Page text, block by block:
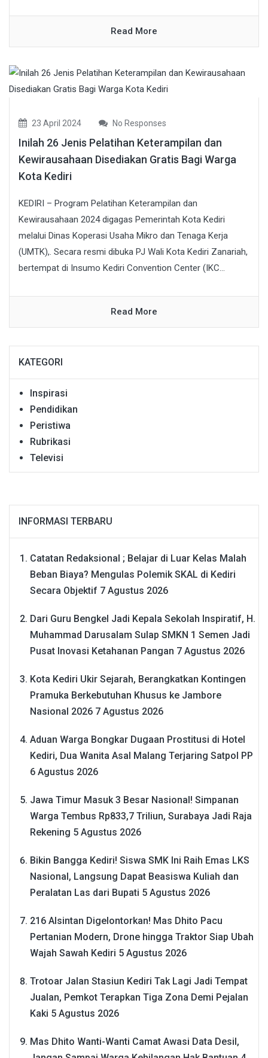
Read More
23 April 2024 No Responses
Inilah 26 Jenis Pelatihan Keterampilan dan
Kewirausahaan Disediakan Gratis Bagi Warga
Kota Kediri
KEDIRI – Program Pelatihan Keterampilan dan
Kewirausahaan 2024 digagas Pemerintah Kota Kediri
melalui Dinas Koperasi Usaha Mikro dan Tenaga Kerja
(UMTK),. Secara resmi dibuka PJ Wali Kota Kediri Zanariah,
bertempat di Insumo Kediri Convention Center (IKC...
Read More
KATEGORI
Inspirasi
Pendidikan
Peristiwa
Rubrikasi
Televisi
INFORMASI TERBARU
Catatan Redaksional ; Belajar di Luar Kelas Malah
Beban Biaya? Mengulas Polemik SKAL di Kediri
Secara Objektif 7 Agustus 2026
Dari Guru Bengkel Jadi Kepala Sekolah Inspiratif, H.
Muhammad Darusalam Sulap SMKN 1 Semen Jadi
Pusat Inovasi Ketahanan Pangan 7 Agustus 2026
Kota Kediri Ukir Sejarah, Berangkatkan Kontingen
Pramuka Berkebutuhan Khusus ke Jambore
Nasional 2026 7 Agustus 2026
Aduan Warga Bongkar Dugaan Prostitusi di Hotel
Kediri, Dua Wanita Asal Malang Terjaring Satpol PP
6 Agustus 2026
Jawa Timur Masuk 3 Besar Nasional! Simpanan
Warga Tembus Rp833,7 Triliun, Surabaya Jadi Raja
Rekening 5 Agustus 2026
Bikin Bangga Kediri! Siswa SMK Ini Raih Emas LKS
Nasional, Langsung Dapat Beasiswa Kuliah dan
Peralatan Las dari Bupati 5 Agustus 2026
216 Alsintan Digelontorkan! Mas Dhito Pacu
Pertanian Modern, Drone hingga Traktor Siap Ubah
Wajah Sawah Kediri 5 Agustus 2026
Trotoar Jalan Stasiun Kediri Tak Lagi Jadi Tempat
Jualan, Pemkot Terapkan Tiga Zona Demi Pejalan
Kaki 5 Agustus 2026
Mas Dhito Wanti-Wanti Camat Awasi Data Desil,